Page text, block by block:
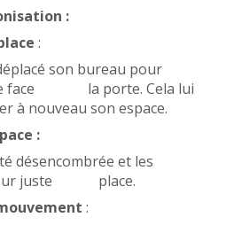
:
:
son bureau pour
face la porte. Cela lui
à nouveau son espace.
:
et les
leur juste place.
: